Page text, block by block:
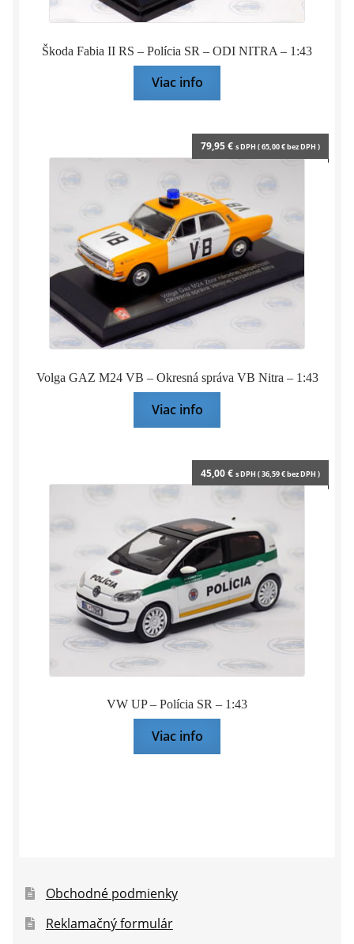
Škoda Fabia II RS – Polícia SR – ODI NITRA – 1:43
Viac info
Volga GAZ M24 VB – Okresná správa VB Nitra – 1:43
79,95€ s DPH (65,00€bez DPH )
Viac info
VW UP – Polícia SR – 1:43
45,00€ s DPH (36,59€bez DPH )
Viac info
Obchodné podmienky
Reklamačný formulár